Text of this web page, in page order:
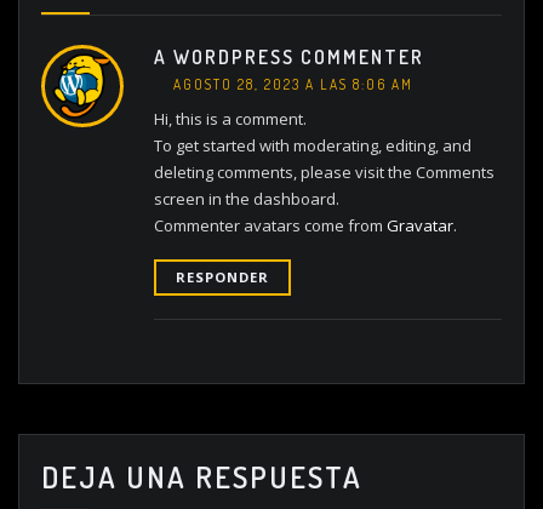
A WORDPRESS COMMENTER
AGOSTO 28, 2023 A LAS 8:06 AM
Hi, this is a comment.
To get started with moderating, editing, and
deleting comments, please visit the Comments
screen in the dashboard.
Commenter avatars come from Gravatar.
RESPONDER
DEJA UNA RESPUESTA